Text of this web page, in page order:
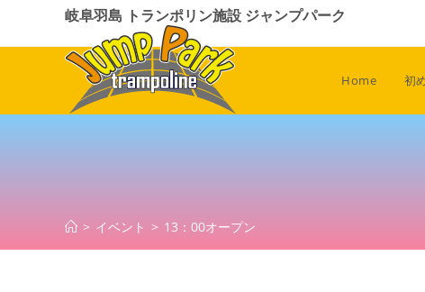
岐阜羽島 トランポリン施設 ジャンプパーク
Home 初
> イベント > 13：00オープン